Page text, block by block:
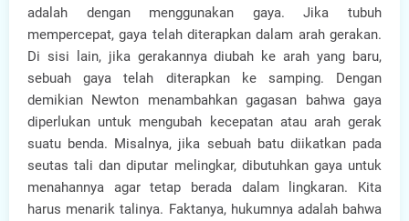
adalah dengan menggunakan gaya. Jika tubuh
mempercepat, gaya telah diterapkan dalam arah gerakan.
Di sisi lain, jika gerakannya diubah ke arah yang baru,
sebuah gaya telah diterapkan ke samping. Dengan
demikian Newton menambahkan gagasan bahwa gaya
diperlukan untuk mengubah kecepatan atau arah gerak
suatu benda. Misalnya, jika sebuah batu diikatkan pada
seutas tali dan diputar melingkar, dibutuhkan gaya untuk
menahannya agar tetap berada dalam lingkaran. Kita
harus menarik talinya. Faktanya, hukumnya adalah bahwa